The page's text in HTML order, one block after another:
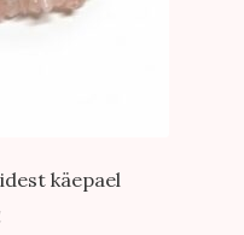
käepael